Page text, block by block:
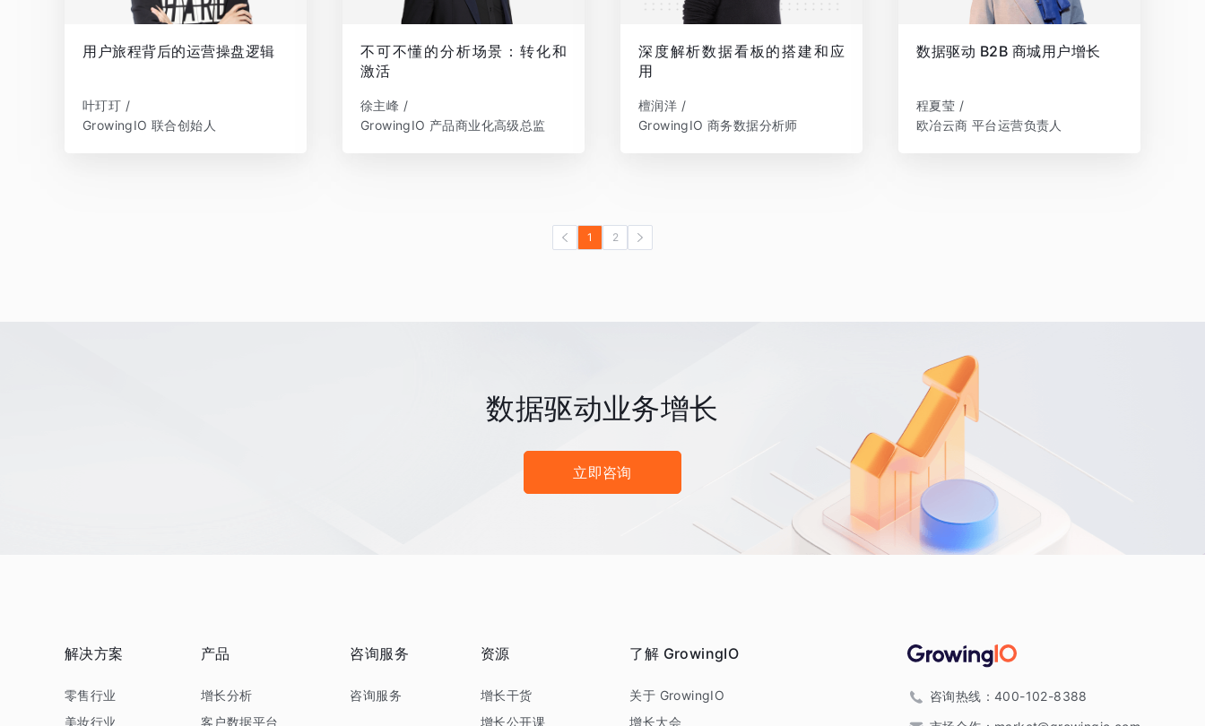
用户旅程背后的运营操盘逻辑
叶玎玎 /
GrowingIO 联合创始人
不可不懂的分析场景：转化和
激活
徐主峰 /
GrowingIO 产品商业化高级总监
深度解析数据看板的搭建和应
用
檀润洋 /
GrowingIO 商务数据分析师
数据驱动 B2B 商城用户增长
程夏莹 /
欧冶云商 平台运营负责人
1 2
数据驱动业务增长
立即咨询
解决方案
零售行业
美妆行业
产品
增长分析
客户数据平台
咨询服务
咨询服务
资源
增长干货
增长公开课
了解 GrowingIO
关于 GrowingIO
增长大会
咨询热线： 400-102-8388